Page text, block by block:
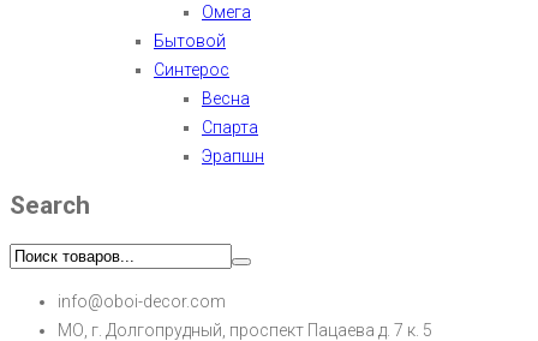
Омега
Бытовой
Синтерос
Весна
Спарта
Эрапшн
Search
info@oboi-decor.com
МО, г. Долгопрудный, проспект Пацаева д. 7 к. 5